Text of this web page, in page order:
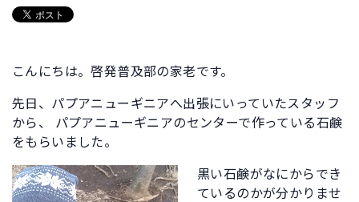
こんにちは。啓発普及部の家老です。
先日、パプアニューギニアへ出張にいっていたスタッフ
から、 パプアニューギニアのセンターで作っている石鹸
をもらいました。
黒い石鹸がなにからでき
ているのかが分かりませ